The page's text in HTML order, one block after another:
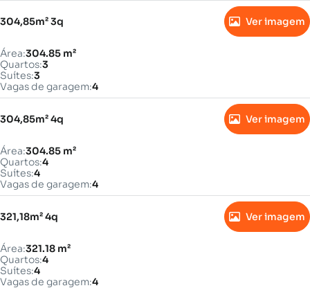
304,85m² 3q Ver imagem
Área:304.85 m²
Quartos:3
Suítes:3
Vagas de garagem:4
304,85m² 4q Ver imagem
Área:304.85 m²
Quartos:4
Suítes:4
Vagas de garagem:4
321,18m² 4q Ver imagem
Área:321.18 m²
Quartos:4
Suítes:4
Vagas de garagem:4